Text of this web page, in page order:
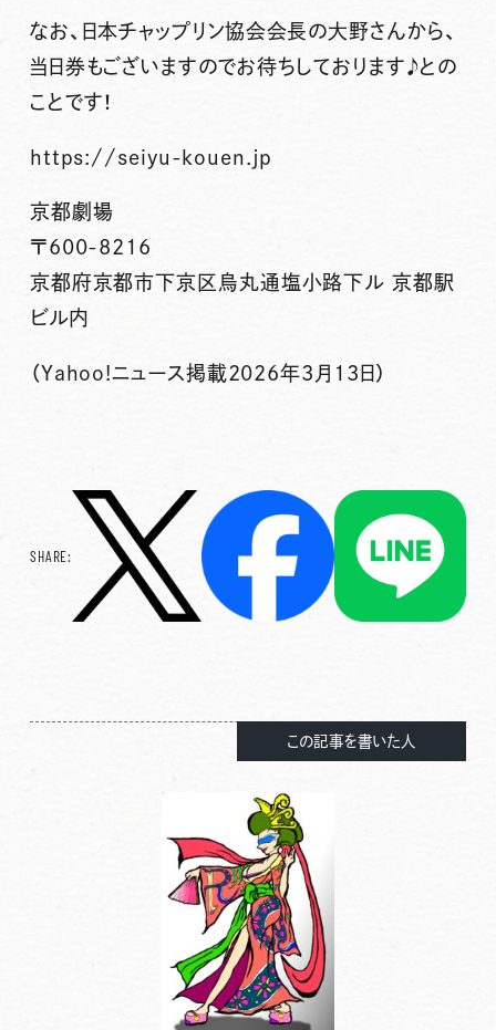
なお、日本チャップリン協会会長の大野さんから、
当日券もございますのでお待ちしております♪との
ことです！
https://seiyu-kouen.jp
京都劇場
〒600-8216
京都府京都市下京区烏丸通塩小路下ル 京都駅
ビル内
（Yahoo!ニュース掲載2026年3月13日）
SHARE:
この記事を書いた人